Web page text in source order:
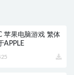
苹果电脑游戏 繁体
APPLE